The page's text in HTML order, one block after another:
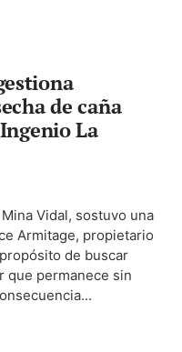
de caña
La
Vidal, sostuvo una
Armitage, propietario
de buscar
que permanece sin